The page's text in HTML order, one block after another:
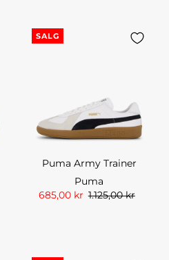
SALG
Puma Army Trainer
Puma
685,00 kr 1.125,00 kr